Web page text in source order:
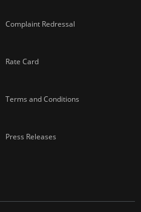
Complaint Redressal
Rate Card
Terms and Conditions
Press Releases